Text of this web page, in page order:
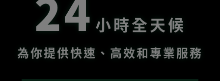
小時全天候
為你提供快速、高效和專業服務